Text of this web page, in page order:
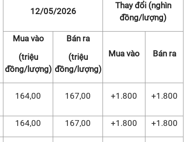
12/05/2026
Thay đổi (nghìn
đồng/lượng)
Mua vào
(triệu
đồng/lượng)
Bán ra
(triệu
đồng/lượng)
Mua vào Bán ra
164,00 167,00 +1.800 +1.800
164,00 167,00 +1.800 +1.800